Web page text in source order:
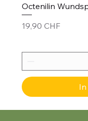
Octenilin
Preis
19,90 CHF